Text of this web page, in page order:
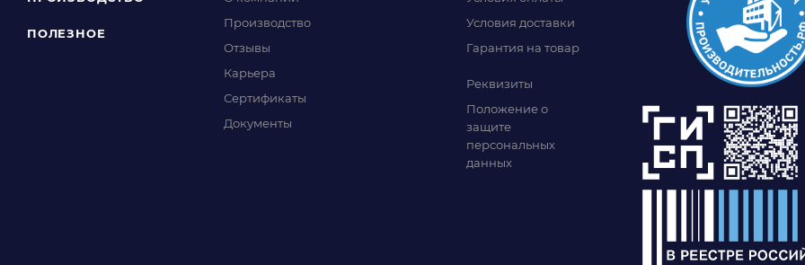
ПОЛЕЗНОЕ
Производство
Отзывы
Карьера
Сертификаты
Документы
Условия доставки
Гарантия на товар
Реквизиты
Положение о
защите
персональных
данных